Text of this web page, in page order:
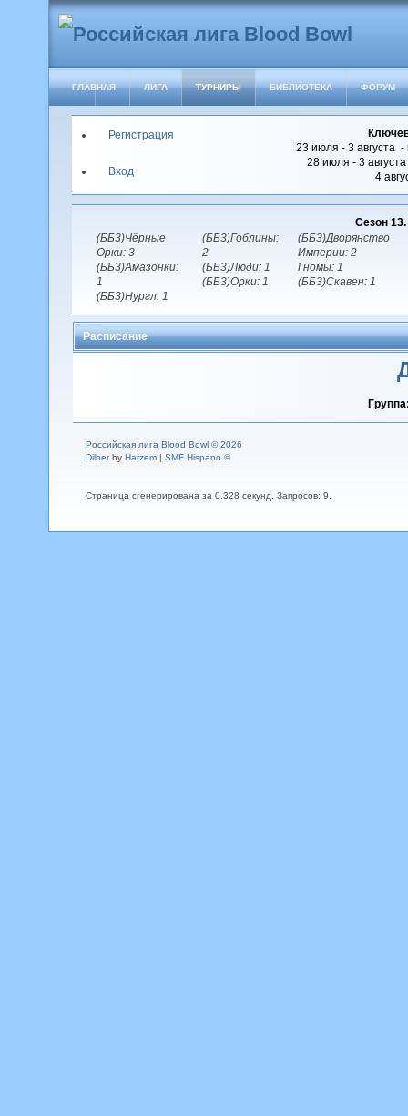
ГЛАВНАЯ ЛИГА ТУРНИРЫ БИБЛИОТЕКА ФОРУМ
Регистрация
Вход
23 июля - 3 августа -
28 июля - 3
4
Сезон 13.
(ББ3)Чёрные
Орки: 3
(ББ3)Амазонки:
1
(ББ3)Нургл: 1
(ББ3)Гоблины:
2
(ББ3)Люди: 1
(ББ3)Орки: 1
(ББ3)Дворянство
Империи: 2
Гномы: 1
(ББ3)Скавен: 1
Расписание
Российская лига Blood Bowl © 2026
Dilberby Harzem| SMF Hispano ©
Страница сгенерирована за 0.328 секунд. Запросов: 9.